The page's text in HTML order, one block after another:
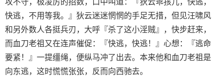
攻不守，极凌厉的招数，口中叫道：『狄云乖孩儿，快逃，
快逃，不用等我。』狄云迷迷惘惘的手足无措，但见汪啸风
和另外数人各挺兵刃，大呼『杀了这小淫贼』，快步赶来，
而血刀老祖又在连声催促：『快逃，快逃！』心想：『逃命
要紧！』一提缰绳，便纵马冲了出去。本来他和血刀老祖是
向东逃，这时慌慌张张，反而向西驰去。